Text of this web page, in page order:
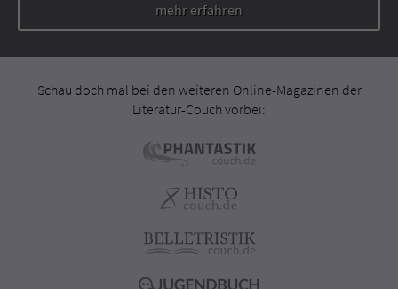
mehr erfahren
Schau doch mal bei den weiteren Online-Magazinen der
Literatur-Couch vorbei: